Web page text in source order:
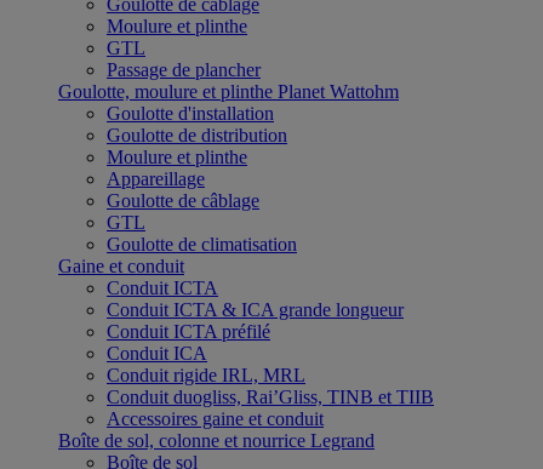
Goulotte de câblage
Moulure et plinthe
GTL
Passage de plancher
Goulotte, moulure et plinthe Planet Wattohm
Goulotte d'installation
Goulotte de distribution
Moulure et plinthe
Appareillage
Goulotte de câblage
GTL
Goulotte de climatisation
Gaine et conduit
Conduit ICTA
Conduit ICTA & ICA grande longueur
Conduit ICTA préfilé
Conduit ICA
Conduit rigide IRL, MRL
Conduit duogliss, Rai’Gliss, TINB et TIIB
Accessoires gaine et conduit
Boîte de sol, colonne et nourrice Legrand
Boîte de sol